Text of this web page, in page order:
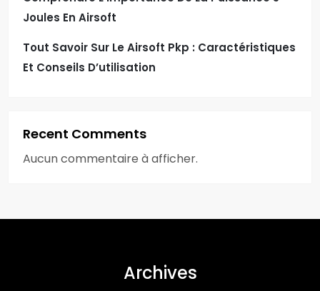
Joules En Airsoft
Tout Savoir Sur Le Airsoft Pkp : Caractéristiques
Et Conseils D’utilisation
Recent Comments
Aucun commentaire à afficher.
Archives